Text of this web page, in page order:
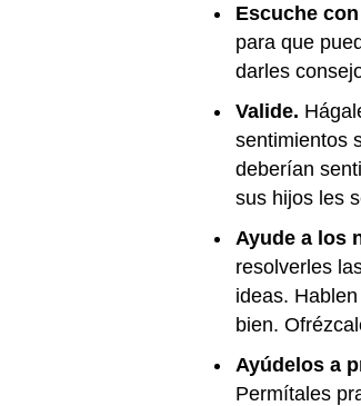
Escuche
para que
darles
Valide.
sentimientos
deberían
sus hijos les
Ayude a los
resolverles
ideas.
bien.
Ayúdelos a
Permítales